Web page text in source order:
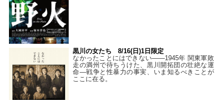
黒川の女たち 8/16(日)1日限定
なかったことにはできない——1945年 関東軍敗
走の満州で待ちうけた、黒川開拓団の壮絶な運
命―戦争と性暴力の事実、いま知るべきことが
ここに在る。